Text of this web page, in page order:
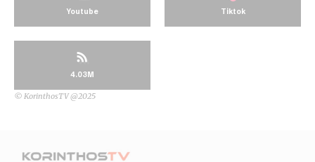
Youtube Tiktok
4.03M
© KorinthosTV @2025